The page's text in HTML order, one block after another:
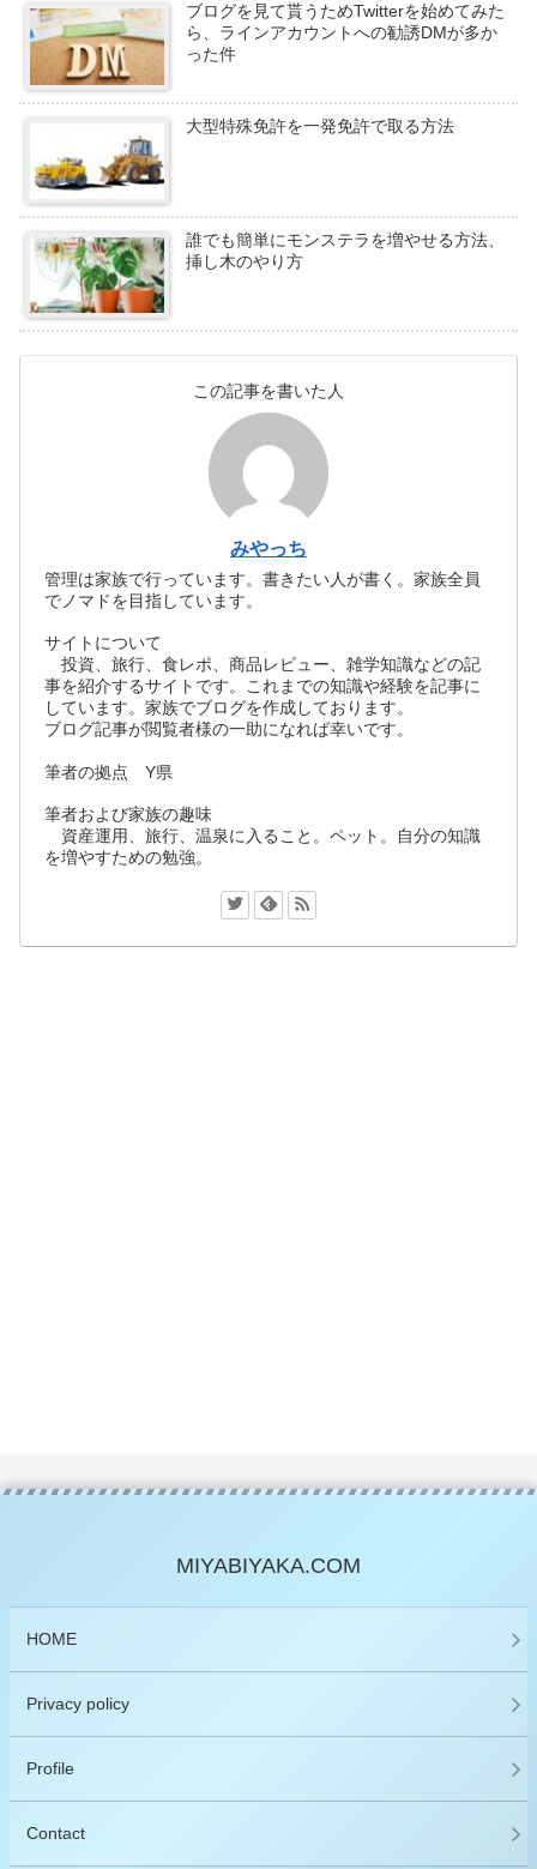
ブログを見て貰うためTwitterを始めてみた
ら、ラインアカウントへの勧誘DMが多か
った件
大型特殊免許を一発免許で取る方法
誰でも簡単にモンステラを増やせる方法、
挿し木のやり方
この記事を書いた人
みやっち
管理は家族で行っています。書きたい人が書く。家族全員
でノマドを目指しています。
サイトについて
投資、旅行、食レポ、商品レビュー、雑学知識などの記
事を紹介するサイトです。これまでの知識や経験を記事に
しています。家族でブログを作成しております。
ブログ記事が閲覧者様の一助になれば幸いです。
筆者の拠点 Y県
筆者および家族の趣味
資産運用、旅行、温泉に入ること。ペット。自分の知識
を増やすための勉強。
MIYABIYAKA.COM
HOME
Privacy policy
Profile
Contact